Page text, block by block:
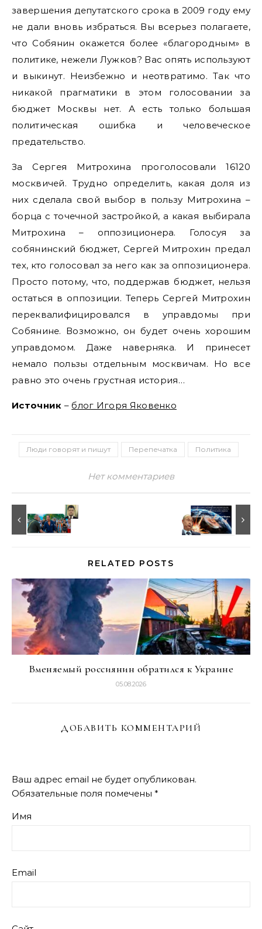
завершения депутатского срока в 2009 году ему
не дали вновь избраться. Вы всерьез полагаете,
что Собянин окажется более «благородным» в
политике, нежели Лужков? Вас опять используют
и выкинут. Неизбежно и неотвратимо. Так что
никакой прагматики в этом голосовании за
бюджет Москвы нет. А есть только большая
политическая ошибка и человеческое
предательство.
За Сергея Митрохина проголосовали 16120
москвичей. Трудно определить, какая доля из
них сделала свой выбор в пользу Митрохина –
борца с точечной застройкой, а какая выбирала
Митрохина – оппозиционера. Голосуя за
собянинский бюджет, Сергей Митрохин предал
тех, кто голосовал за него как за оппозиционера.
Просто потому, что, поддержав бюджет, нельзя
остаться в оппозиции. Теперь Сергей Митрохин
переквалифицировался в управдомы при
Собянине. Возможно, он будет очень хорошим
управдомом. Даже наверняка. И принесет
немало пользы отдельным москвичам. Но все
равно это очень грустная история…
Источник –блог Игоря Яковенко
Люди говорят и пишут Перепечатка Политика
Нет комментариев
RELATED POSTS
Вменяемый россиянин обратился к Украине
05.08.2026
ДОБАВИТЬ КОММЕНТАРИЙ
Ваш адрес email не будет опубликован.
Обязательные поля помечены *
Имя
Email